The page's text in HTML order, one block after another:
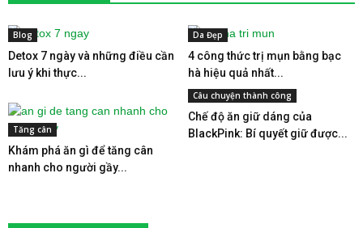
Blog
Detox 7 ngày và những điều cần
lưu ý khi thực...
Da Đẹp
4 công thức trị mụn bằng bạc
hà hiệu quả nhất...
Tăng cân
Khám phá ăn gì để tăng cân
nhanh cho người gầy...
Câu chuyện thành công
Chế độ ăn giữ dáng của
BlackPink: Bí quyết giữ được...